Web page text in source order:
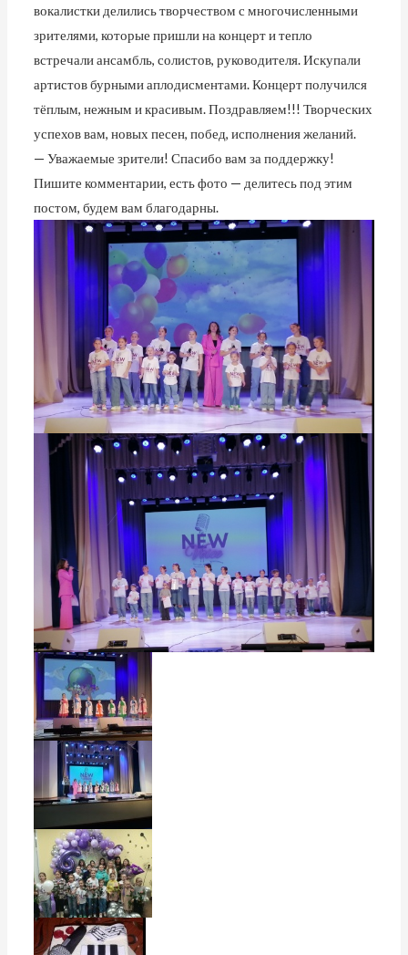
вокалистки делились творчеством с многочисленными
зрителями, которые пришли на концерт и тепло
встречали ансамбль, солистов, руководителя. Искупали
артистов бурными аплодисментами. Концерт получился
тёплым, нежным и красивым. Поздравляем!!! Творческих
успехов вам, новых песен, побед, исполнения желаний.
— Уважаемые зрители! Спасибо вам за поддержку!
Пишите комментарии, есть фото — делитесь под этим
постом, будем вам благодарны.